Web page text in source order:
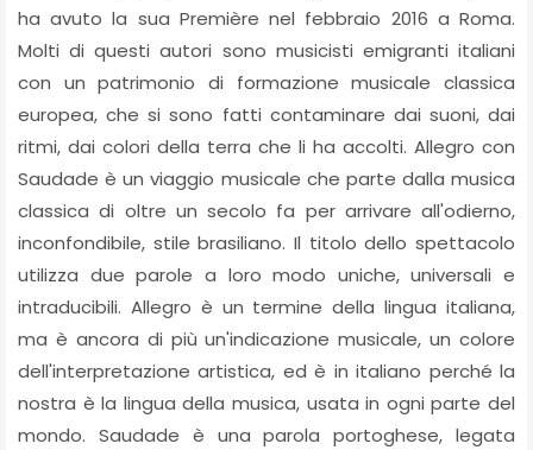
ha avuto la sua Première nel febbraio 2016 a Roma.
Molti di questi autori sono musicisti emigranti italiani
con un patrimonio di formazione musicale classica
europea, che si sono fatti contaminare dai suoni, dai
ritmi, dai colori della terra che li ha accolti. Allegro con
Saudade è un viaggio musicale che parte dalla musica
classica di oltre un secolo fa per arrivare all'odierno,
inconfondibile, stile brasiliano. Il titolo dello spettacolo
utilizza due parole a loro modo uniche, universali e
intraducibili. Allegro è un termine della lingua italiana,
ma è ancora di più un'indicazione musicale, un colore
dell'interpretazione artistica, ed è in italiano perché la
nostra è la lingua della musica, usata in ogni parte del
mondo. Saudade è una parola portoghese, legata